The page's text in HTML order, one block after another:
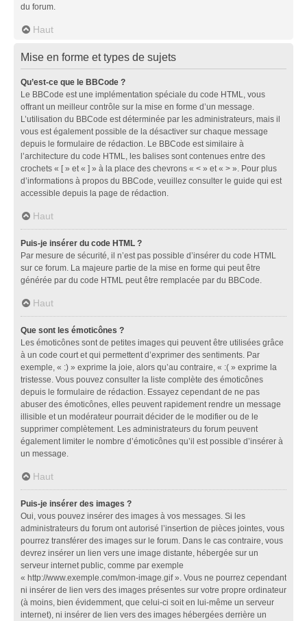
du forum.
Haut
Mise en forme et types de sujets
Qu’est-ce que le BBCode ?
Le BBCode est une implémentation spéciale du code HTML, vous
offrant un meilleur contrôle sur la mise en forme d’un message.
L’utilisation du BBCode est déterminée par les administrateurs, mais il
vous est également possible de la désactiver sur chaque message
depuis le formulaire de rédaction. Le BBCode est similaire à
l’architecture du code HTML, les balises sont contenues entre des
crochets « [ » et « ] » à la place des chevrons « < » et « > ». Pour plus
d’informations à propos du BBCode, veuillez consulter le guide qui est
accessible depuis la page de rédaction.
Haut
Puis-je insérer du code HTML ?
Par mesure de sécurité, il n’est pas possible d’insérer du code HTML
sur ce forum. La majeure partie de la mise en forme qui peut être
générée par du code HTML peut être remplacée par du BBCode.
Haut
Que sont les émoticônes ?
Les émoticônes sont de petites images qui peuvent être utilisées grâce
à un code court et qui permettent d’exprimer des sentiments. Par
exemple, « :) » exprime la joie, alors qu’au contraire, « :( » exprime la
tristesse. Vous pouvez consulter la liste complète des émoticônes
depuis le formulaire de rédaction. Essayez cependant de ne pas
abuser des émoticônes, elles peuvent rapidement rendre un message
illisible et un modérateur pourrait décider de le modifier ou de le
supprimer complètement. Les administrateurs du forum peuvent
également limiter le nombre d’émoticônes qu’il est possible d’insérer à
un message.
Haut
Puis-je insérer des images ?
Oui, vous pouvez insérer des images à vos messages. Si les
administrateurs du forum ont autorisé l’insertion de pièces jointes, vous
pourrez transférer des images sur le forum. Dans le cas contraire, vous
devrez insérer un lien vers une image distante, hébergée sur un
serveur internet public, comme par exemple
« http://www.exemple.com/mon-image.gif ». Vous ne pourrez cependant
ni insérer de lien vers des images présentes sur votre propre ordinateur
(à moins, bien évidemment, que celui-ci soit en lui-même un serveur
internet), ni insérer de lien vers des images hébergées derrière un